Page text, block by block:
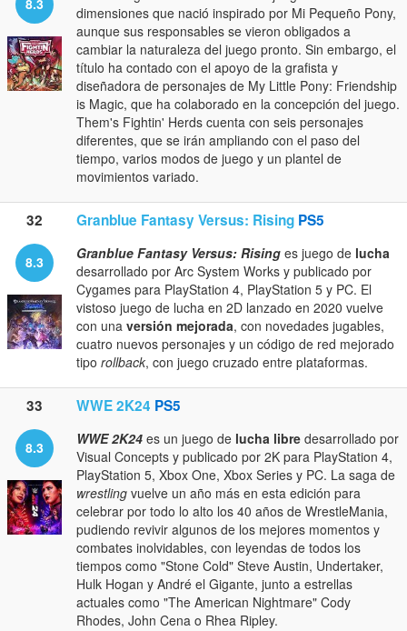
8.3
dimensiones que nació inspirado por Mi Pequeño Pony,
aunque sus responsables se vieron obligados a
cambiar la naturaleza del juego pronto. Sin embargo, el
título ha contado con el apoyo de la grafista y
diseñadora de personajes de My Little Pony: Friendship
is Magic, que ha colaborado en la concepción del juego.
Them's Fightin' Herds cuenta con seis personajes
diferentes, que se irán ampliando con el paso del
tiempo, varios modos de juego y un plantel de
movimientos variado.
32 Granblue Fantasy Versus: Rising PS5
8.3 Granblue Fantasy Versus: Rising es juego de lucha
desarrollado por Arc System Works y publicado por
Cygames para PlayStation 4, PlayStation 5 y PC. El
vistoso juego de lucha en 2D lanzado en 2020 vuelve
con una versión mejorada, con novedades jugables,
cuatro nuevos personajes y un código de red mejorado
tipo rollback, con juego cruzado entre plataformas.
33 WWE 2K24 PS5
8.3 WWE 2K24 es un juego de lucha libre desarrollado por
Visual Concepts y publicado por 2K para PlayStation 4,
PlayStation 5, Xbox One, Xbox Series y PC. La saga de
wrestling vuelve un año más en esta edición para
celebrar por todo lo alto los 40 años de WrestleMania,
pudiendo revivir algunos de los mejores momentos y
combates inolvidables, con leyendas de todos los
tiempos como "Stone Cold" Steve Austin, Undertaker,
Hulk Hogan y André el Gigante, junto a estrellas
actuales como "The American Nightmare" Cody
Rhodes, John Cena o Rhea Ripley.